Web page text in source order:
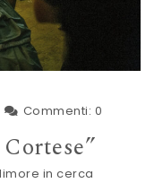
Commenti: 0
in cerca